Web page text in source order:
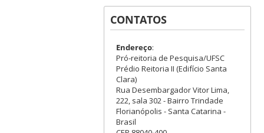
CONTATOS
Endereço:
Pró-reitoria de Pesquisa/UFSC
Prédio Reitoria II (Edifício Santa
Clara)
Rua Desembargador Vitor Lima,
222, sala 302 - Bairro Trindade
Florianópolis - Santa Catarina -
Brasil